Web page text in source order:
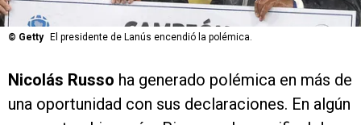
© Getty El presidente de Lanús encendió la polémica.
Nicolás Russo ha generado polémica en más de
una oportunidad con sus declaraciones. En algún